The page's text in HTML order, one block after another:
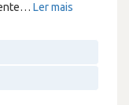
… Ler mais